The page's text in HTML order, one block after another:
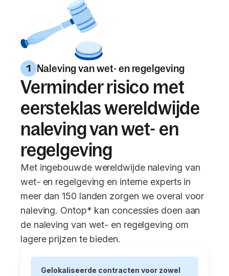
1 Naleving van wet- en regelgeving
Verminder risico met
eersteklas wereldwijde
naleving van wet- en
regelgeving
Met ingebouwde wereldwijde naleving van
wet- en regelgeving en interne experts in
meer dan 150 landen zorgen we overal voor
naleving. Ontop* kan concessies doen aan
de naleving van wet- en regelgeving om
lagere prijzen te bieden.
Gelokaliseerde contracten voor zowel